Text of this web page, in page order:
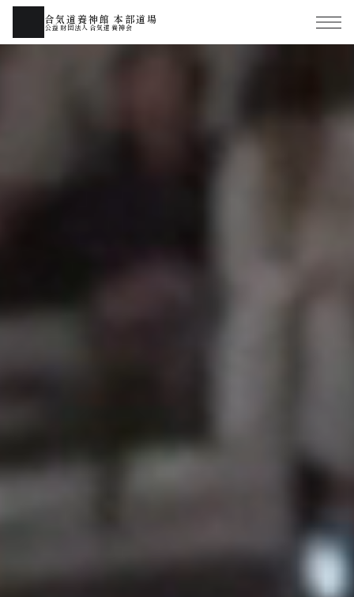
合気道養神館 本部道場
公益財団法人合気道養神会